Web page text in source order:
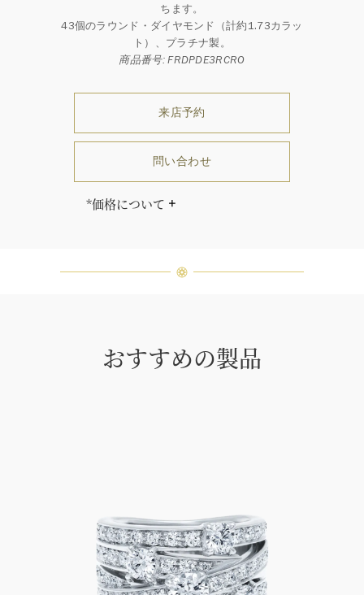
ちます。
43個のラウンド・ダイヤモンド（計約1.73カラッ
ト）、プラチナ製。
商品番号: FRDPDE3RCRO
来店予約
問い合わせ
*価格について
ウィンストンによって厳選された最
め、同製品間においてカラットおよ
び石数、クオリティ等が僅かに異な
おすすめの製品